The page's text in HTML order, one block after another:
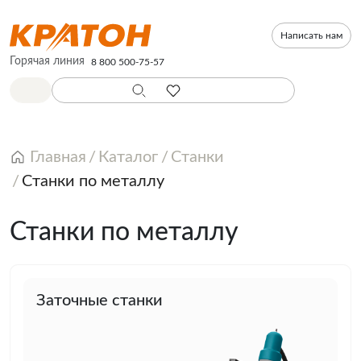
Написать нам
Горячая линия 8 800 500-75-57
Главная Каталог
Станки
Станки по металлу
Станки по металлу
Заточные станки